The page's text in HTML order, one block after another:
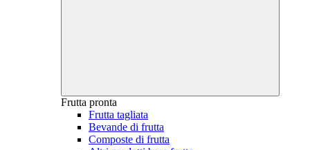
Frutta pronta
Frutta tagliata
Bevande di frutta
Composte di frutta